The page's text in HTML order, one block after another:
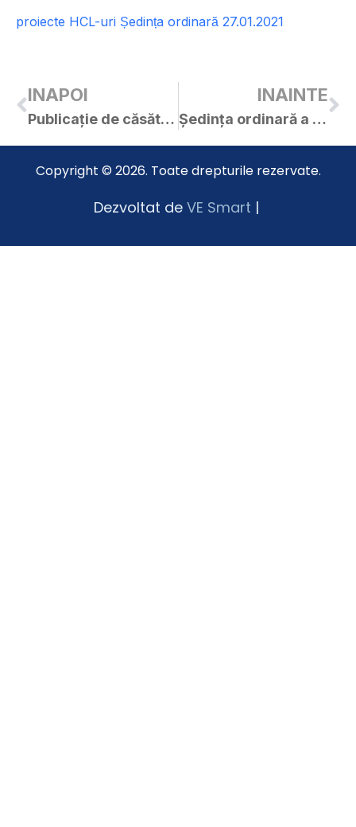
proiecte HCL-uri Ședința ordinară 27.01.2021
INAPOI
Publicație de căsătorie – Neda Darius / Grue Liliana
INAINTE
Ședința ordinară a C.L. Curtici din 27.01.2021
Copyright © 2026. Toate drepturile rezervate.
Dezvoltat de VE Smart |